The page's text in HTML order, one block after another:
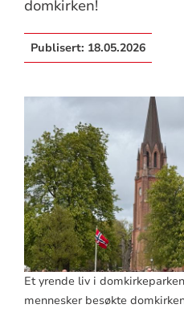
domkirken!
Publisert: 18.05.2026
Et yrende liv i
mennesker besøkte